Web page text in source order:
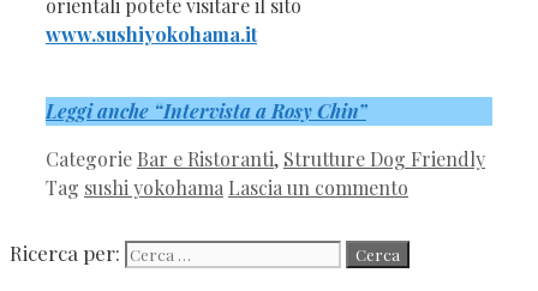
orientali potete visitare il sito
www.sushiyokohama.it
Leggi anche “Intervista a Rosy Chin”
Categorie Bar e Ristoranti, Strutture Dog Friendly
Tag sushi yokohama Lascia un commento
Ricerca per: